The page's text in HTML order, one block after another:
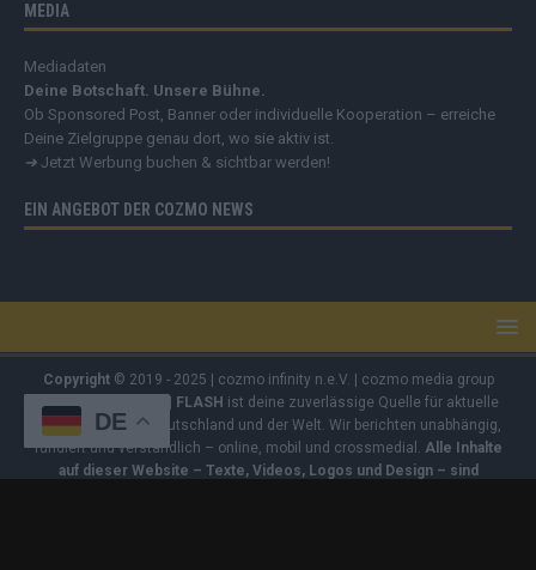
MEDIA
Mediadaten
Deine Botschaft. Unsere Bühne.
Ob Sponsored Post, Banner oder individuelle Kooperation – erreiche
Deine Zielgruppe genau dort, wo sie aktiv ist.
➔ Jetzt Werbung buchen & sichtbar werden!
EIN ANGEBOT DER COZMO NEWS
Copyright© 2019 - 2025 | cozmo infinity n.e.V. | cozmo media group
Verlag Raffi Gasser |
FLASH ist deine zuverlässige Quelle für aktuelle
Nachrichten aus Deutschland und der Welt. Wir berichten unabhängig,
fundiert und verständlich – online, mobil und crossmedial. Alle Inhalte
auf dieser Website – Texte, Videos, Logos und Design – sind
DE